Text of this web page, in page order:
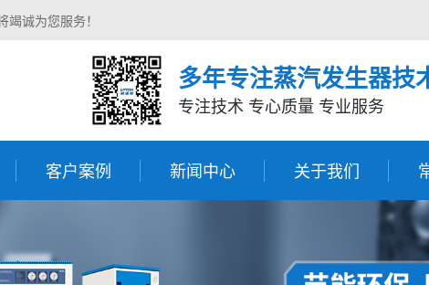
诚为您服务！
多年专注蒸汽发生器技
专注技术 专心质量 专业服务
客户案例 新闻中心 关于我们